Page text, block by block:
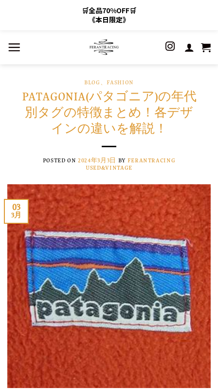
🛒全品70%OFF🛒
《本日限定》
BLOG、 FASHION
PATAGONIA(パタゴニア)の年代
別タグの特徴まとめ！各デザ
インの違いを解説！
POSTED ON2024年3月3日 BY FERANTRACING
USED&VINTAGE
03
3月